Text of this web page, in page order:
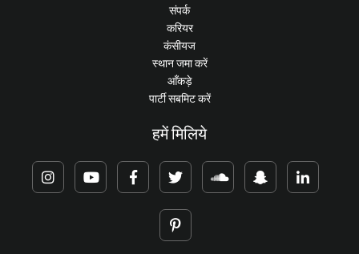
संपर्क
करियर
कंसीयज
स्थान जमा करें
आँकड़े
पार्टी सबमिट करें
हमें मिलिये